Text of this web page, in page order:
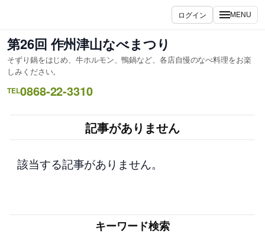
を
ス
キ
ッ
プ
ログイン MENU
第26回 作州津山なべまつり
そずり鍋をはじめ、牛ホルモン、鴨鍋など、各店自慢のなべ料理をお楽
しみください。
TEL0868-22-3310
記事がありません
該当する記事がありません。
キーワード検索